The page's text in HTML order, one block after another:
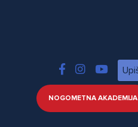
NOGOMETNA AKADEMIJA